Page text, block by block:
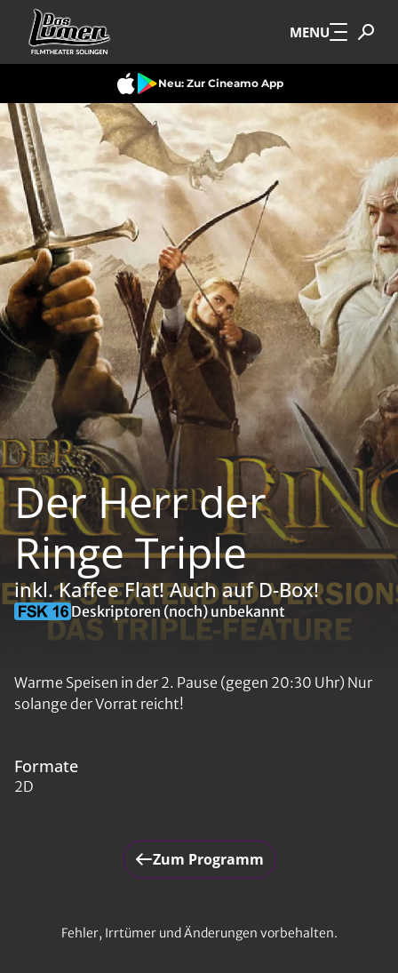
Zum Hauptinhalt springen MENU
Neu: Zur Cineamo App
Der Herr der
Ringe Triple
inkl. Kaffee Flat! Auch auf D-Box!
Deskriptoren (noch) unbekannt
Warme Speisen in der 2. Pause (gegen 20:30 Uhr) Nur
solange der Vorrat reicht!
Formate
2D
Zum Programm
Fehler, Irrtümer und Änderungen vorbehalten.